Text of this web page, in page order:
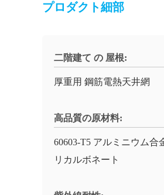
プロダクト細部
二階建て の 屋根:
厚重用 鋼筋電熱天井網
高品質の原材料:
60603-T5 アルミニウム合
リカルボネート